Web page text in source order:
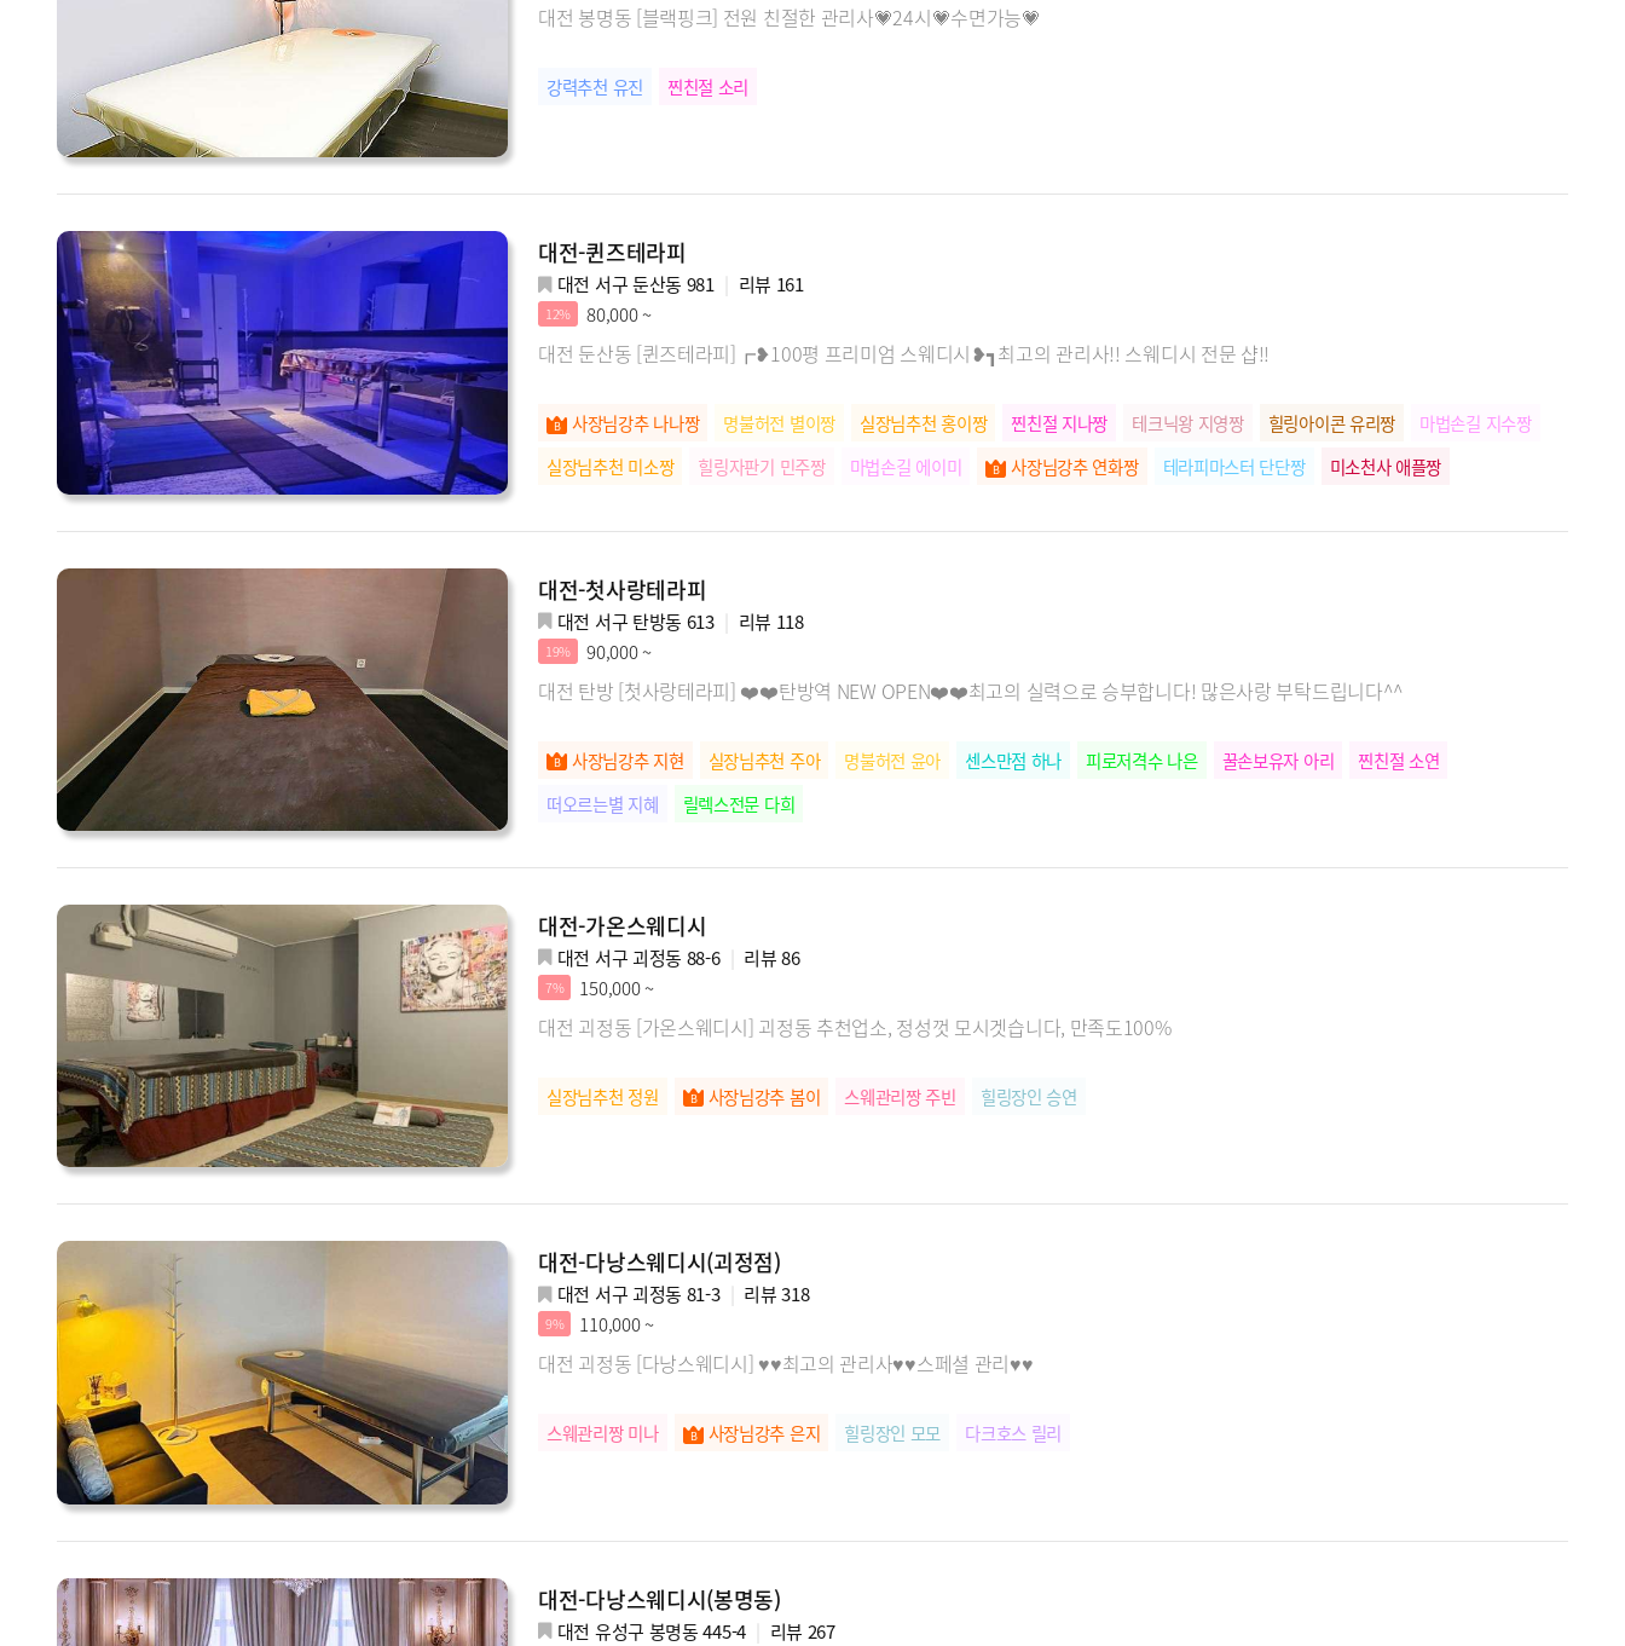
대전 봉명동 [블랙핑크] 전원 친절한 관리사💗24시💗수면가능💗
강력추천 유진 찐친절 소리
대전-퀸즈테라피
대전 서구 둔산동 981 리뷰 161
12% 80,000 ~
대전 둔산동 [퀸즈테라피]┏❥100평 프리미엄 스웨디시❥┓최고의 관리사!! 스웨디시 전문 샵!!
사장님강추 나나짱 명불허전 별이짱 실장님추천 홍이짱 찐친절 지나짱 테크닉왕 지영짱 힐링아이콘 유리짱
마법손길 지수짱
실장님추천 미소짱
힐링자판기 민주짱 마법손길 에이미 사장님강추 연화짱 테라피마스터 단단짱 미소천사 애플짱
대전-첫사랑테라피
대전 서구 탄방동 613 리뷰 118
19% 90,000 ~
대전 탄방 [첫사랑테라피] ❤️❤️탄방역 NEW OPEN❤️❤️최고의 실력으로 승부합니다! 많은사랑 부탁드립니다^^
사장님강추 지현 실장님추천 주아 명불허전 윤아 센스만점 하나 피로저격수 나은 꿀손보유자 아리
찐친절 소연
떠오르는별 지혜
릴렉스전문 다희
대전-가온스웨디시
대전 서구 괴정동 88-6 리뷰86
7% 150,000 ~
대전 괴정동 [가온스웨디시] 괴정동 추천업소, 정성껏 모시겟습니다, 만족도100%
실장님추천 정원 사장님강추 봄이 스웨관리짱 주빈 힐링장인 승연
대전-다낭스웨디시(괴정점)
대전 서구 괴정동 81-3 리뷰318
9% 110,000 ~
대전 괴정동 [다낭스웨디시] ♥♥최고의 관리사♥♥스페셜 관리♥♥
스웨관리짱 미나 사장님강추 은지 힐링장인 모모 다크호스 릴리
대전-다낭스웨디시(봉명동)
대전 유성구 봉명동 445-4 리뷰 267